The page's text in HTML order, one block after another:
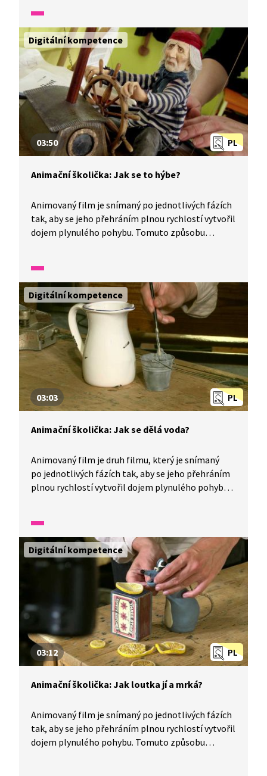
Jak? Připravte si tužku, papír, jednoduché
předměty, fotoaparát a vyzkoušejte si, jak se dělá
animovaný film.
Digitální kompetence
PL
03:50
Animační školička: Jak se to hýbe?
Animovaný film je snímaný po jednotlivých fázích
tak, aby se jeho přehráním plnou rychlostí vytvořil
dojem plynulého pohybu. Tomuto způsobu
ve filmu hýbají. Jak? Připravte si tužku, papír,
jednoduché předměty, fotoaparát a vyzkoušejte si,
jak se dělá animovaný film.
Digitální kompetence
PL
03:03
Animační školička: Jak se dělá voda?
Animovaný film je druh filmu, který je snímaný
po jednotlivých fázích tak, aby se jeho přehráním
plnou rychlostí vytvořil dojem plynulého pohybu.
ve filmu tekla. Připravte si tužku, papír,
jednoduché předměty, fotoaparát a vyzkoušejte si,
jak se dělá animovaný film.
Digitální kompetence
PL
03:12
Animační školička: Jak loutka jí a mrká?
Animovaný film je snímaný po jednotlivých fázích
tak, aby se jeho přehráním plnou rychlostí vytvořil
dojem plynulého pohybu. Tomuto způsobu